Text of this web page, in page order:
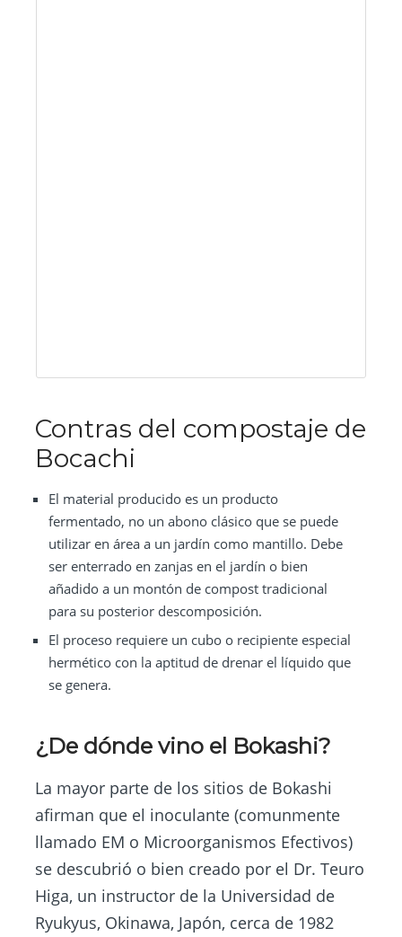
Contras del compostaje de
Bocachi
El material producido es un producto
fermentado, no un abono clásico que se puede
utilizar en área a un jardín como mantillo. Debe
ser enterrado en zanjas en el jardín o bien
añadido a un montón de compost tradicional
para su posterior descomposición.
El proceso requiere un cubo o recipiente especial
hermético con la aptitud de drenar el líquido que
se genera.
¿De dónde vino el Bokashi?
La mayor parte de los sitios de Bokashi
afirman que el inoculante (comunmente
llamado EM o Microorganismos Efectivos)
se descubrió o bien creado por el Dr. Teuro
Higa, un instructor de la Universidad de
Ryukyus, Okinawa, Japón, cerca de 1982